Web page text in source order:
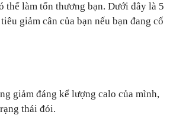
thể làm tổn thương bạn. Dưới đây là 5
giảm cân của bạn nếu bạn đang cố
giảm đáng kể lượng calo của mình,
thái đói.